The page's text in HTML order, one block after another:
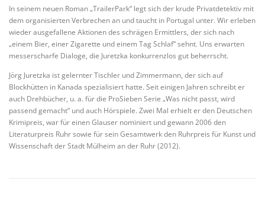
In seinem neuen Roman „TrailerPark“ legt sich der krude Privatdetektiv mit
dem organisierten Verbrechen an und taucht in Portugal unter. Wir erleben
wieder ausgefallene Aktionen des schrägen Ermittlers, der sich nach
„einem Bier, einer Zigarette und einem Tag Schlaf“ sehnt. Uns erwarten
messerscharfe Dialoge, die Juretzka konkurrenzlos gut beherrscht.
Jörg Juretzka ist gelernter Tischler und Zimmermann, der sich auf
Blockhütten in Kanada spezialisiert hatte. Seit einigen Jahren schreibt er
auch Drehbücher, u. a. für die ProSieben Serie „Was nicht passt, wird
passend gemacht“ und auch Hörspiele. Zwei Mal erhielt er den Deutschen
Krimipreis, war für einen Glauser nominiert und gewann 2006 den
Literaturpreis Ruhr sowie für sein Gesamtwerk den Ruhrpreis für Kunst und
Wissenschaft der Stadt Mülheim an der Ruhr (2012).